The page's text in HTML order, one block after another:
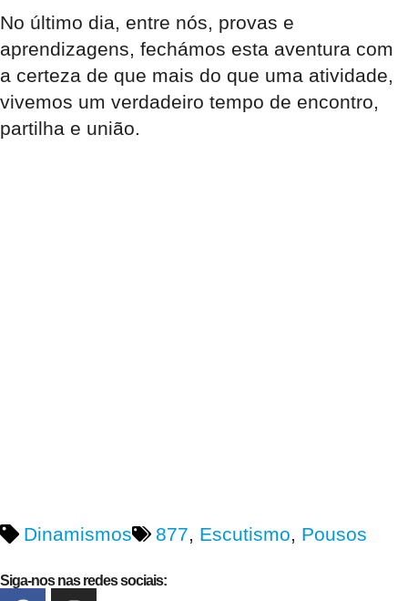
No último dia, entre nós, provas e
aprendizagens, fechámos esta aventura com
a certeza de que mais do que uma atividade,
vivemos um verdadeiro tempo de encontro,
partilha e união.
Dinamismos 877, Escutismo, Pousos
Siga-nos nas redes sociais: